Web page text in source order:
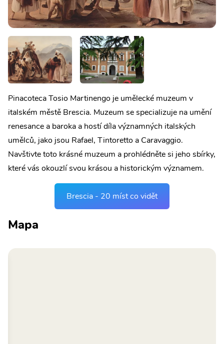
Pinacoteca Tosio Martinengo je umělecké muzeum v
italském městě Brescia. Muzeum se specializuje na umění
renesance a baroka a hostí díla významných italských
umělců, jako jsou Rafael, Tintoretto a Caravaggio.
Navštivte toto krásné muzeum a prohlédněte si jeho sbírky,
které vás okouzlí svou krásou a historickým významem.
Brescia - 20 míst co vidět
Mapa